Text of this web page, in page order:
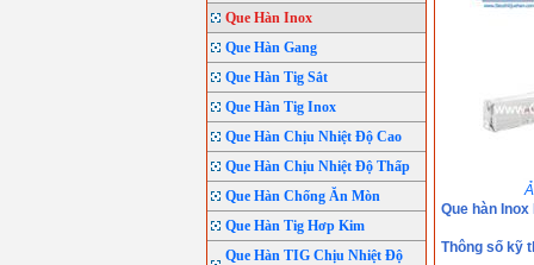
Que Hàn Inox
Que Hàn Gang
Que Hàn Tig Sắt
Que Hàn Tig Inox
Que Hàn Chịu Nhiệt Độ Cao
Que Hàn Chịu Nhiệt Độ Thấp
Que Hàn Chống Ăn Mòn
Que Hàn Tig Hơp Kim
Que Hàn TIG Chịu Nhiệt Độ
Que hàn Inox
Thông số kỹ